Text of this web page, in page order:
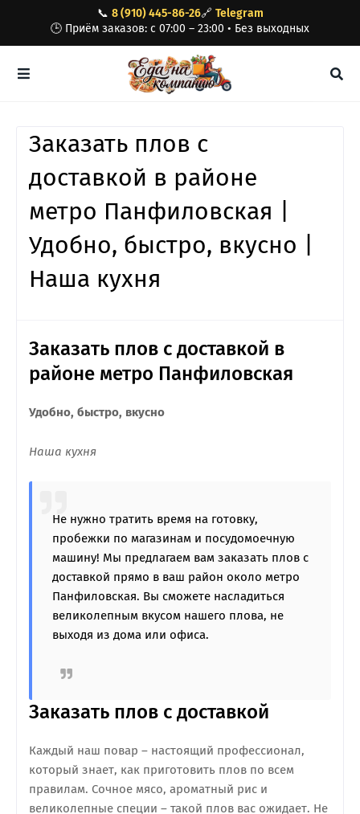
📞 8 (910) 445-86-26🔗 Telegram
🕒 Приём заказов: с 07:00 – 23:00 • Без выходных
Заказать плов с
доставкой в районе
метро Панфиловская |
Удобно, быстро, вкусно |
Наша кухня
Заказать плов с доставкой в
районе метро Панфиловская
Удобно, быстро, вкусно
Наша кухня
Не нужно тратить время на готовку,
пробежки по магазинам и посудомоечную
машину! Мы предлагаем вам заказать плов с
доставкой прямо в ваш район около метро
Панфиловская. Вы сможете насладиться
великолепным вкусом нашего плова, не
выходя из дома или офиса.
Заказать плов с доставкой
Каждый наш повар – настоящий профессионал,
который знает, как приготовить плов по всем
правилам. Сочное мясо, ароматный рис и
великолепные специи – такой плов вас ожидает. Не